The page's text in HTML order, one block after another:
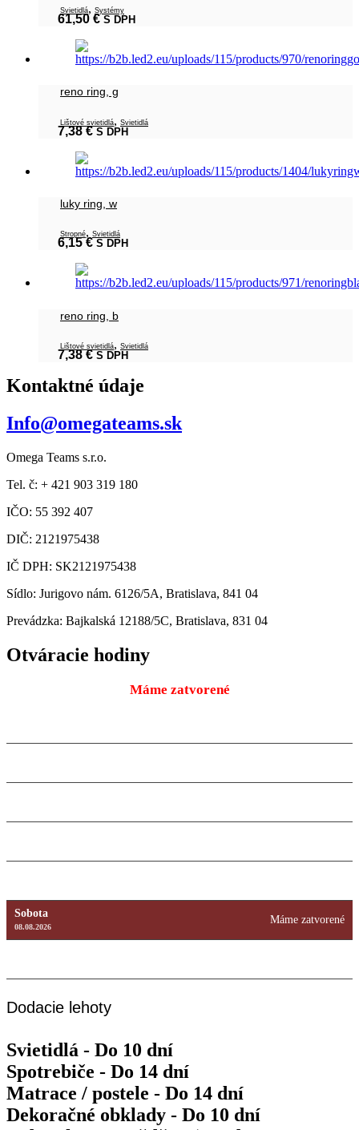
Svietidlá, Systémy
61,50 € S DPH
reno ring, g
Lištové svietidlá, Svietidlá
7,38€ S DPH
luky ring, w
Stropné, Svietidlá
6,15€ S DPH
reno ring, b
Lištové svietidlá, Svietidlá
7,38€ S DPH
Kontaktné údaje
Info@omegateams.sk
Omega Teams s.r.o.
Tel. č: + 421 903 319 180
IČO: 55 392 407
DIČ: 2121975438
IČ DPH: SK2121975438
Sídlo: Jurigovo nám. 6126/5A, Bratislava, 841 04
Prevádzka: Bajkalská 12188/5C, Bratislava, 831 04
Otváracie hodiny
Máme zatvorené
Sobota
08.08.2026
Máme zatvorené
Dodacie lehoty
Svietidlá - Do 10 dní
Spotrebiče - Do 14 dní
Matrace / postele - Do 14 dní
Dekoračné obklady - Do 10 dní